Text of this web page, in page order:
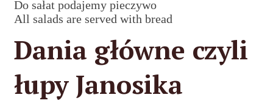
Do sałat podajemy pieczywo
All salads are served with bread
Dania główne czyli
łupy Janosika